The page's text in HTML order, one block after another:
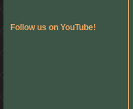
Follow us on YouTube!